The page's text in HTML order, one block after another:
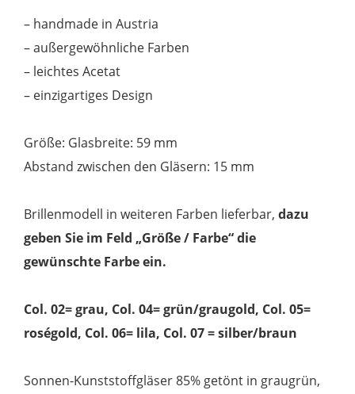
– handmade in Austria
– außergewöhnliche Farben
– leichtes Acetat
– einzigartiges Design
Größe: Glasbreite: 59 mm
Abstand zwischen den Gläsern: 15 mm
Brillenmodell in weiteren Farben lieferbar,dazu
geben Sie im Feld „Größe / Farbe“ die
gewünschte Farbe ein.
Col. 02= grau, Col. 04= grün/graugold, Col. 05=
roségold, Col. 06= lila, Col. 07 = silber/braun
Sonnen-Kunststoffgläser 85% getönt in graugrün,